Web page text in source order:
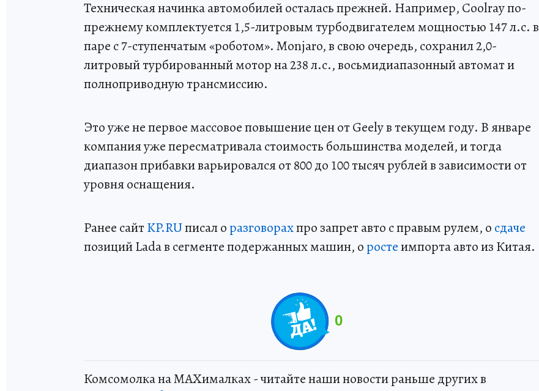
Техническая начинка автомобилей осталась прежней. Например, Coolray по-
прежнему комплектуется 1,5-литровым турбодвигателем мощностью 147 л.с. в
паре с 7-ступенчатым «роботом». Monjaro, в свою очередь, сохранил 2,0-
литровый турбированный мотор на 238 л.с., восьмидиапазонный автомат и
полноприводную трансмиссию.
Это уже не первое массовое повышение цен от Geely в текущем году. В январе
компания уже пересматривала стоимость большинства моделей, и тогда
диапазон прибавки варьировался от 800 до 100 тысяч рублей в зависимости от
уровня оснащения.
Ранее сайтKP.RUписал оразговорахпро запрет авто с правым рулем, о сдаче
позиций Lada в сегменте подержанных машин, оростеимпорта авто из Китая.
0
Комсомолка на MAXималках - читайте наши новости раньше других в